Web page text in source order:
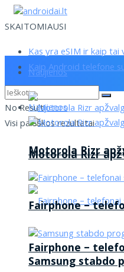
SKAITOMIAUSI
Kas yra eSIM ir kaip tai
Kaip Android telefone
No Result
Visi paieškos rezultatai
Naujienos
Motorola Rizr
Fairphone –
Naujienos
Motorola Rizr
Fairphone –
Samsung stabdo